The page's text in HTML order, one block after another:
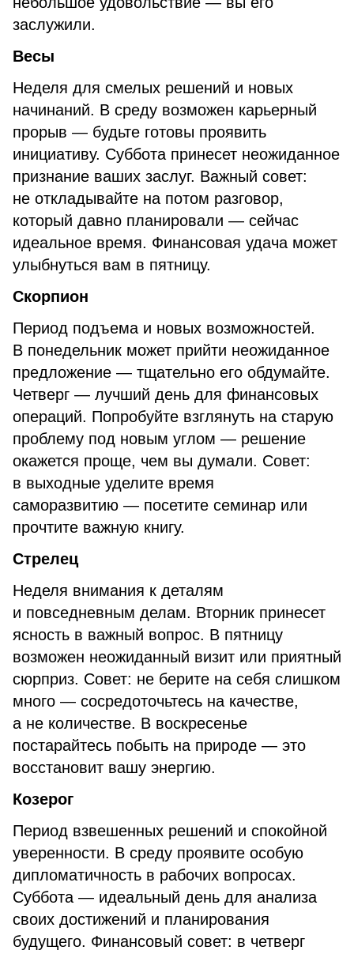
заслужили.
Весы
Неделя для смелых решений и новых
начинаний. В среду возможен карьерный
прорыв — будьте готовы проявить
инициативу. Суббота принесет неожиданное
признание ваших заслуг. Важный совет:
не откладывайте на потом разговор,
который давно планировали — сейчас
идеальное время. Финансовая удача может
улыбнуться вам в пятницу.
Скорпион
Период подъема и новых возможностей.
В понедельник может прийти неожиданное
предложение — тщательно его обдумайте.
Четверг — лучший день для финансовых
операций. Попробуйте взглянуть на старую
проблему под новым углом — решение
окажется проще, чем вы думали. Совет:
в выходные уделите время
саморазвитию — посетите семинар или
прочтите важную книгу.
Стрелец
Неделя внимания к деталям
и повседневным делам. Вторник принесет
ясность в важный вопрос. В пятницу
возможен неожиданный визит или приятный
сюрприз. Совет: не берите на себя слишком
много — сосредоточьтесь на качестве,
а не количестве. В воскресенье
постарайтесь побыть на природе — это
восстановит вашу энергию.
Козерог
Период взвешенных решений и спокойной
уверенности. В среду проявите особую
дипломатичность в рабочих вопросах.
Суббота — идеальный день для анализа
своих достижений и планирования
будущего. Финансовый совет: в четверг